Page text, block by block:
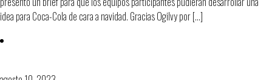
idea para Coca-Cola de cara a navidad. Gracias Ogilvy por […]